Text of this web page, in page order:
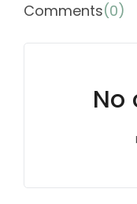
Comments(0)
No